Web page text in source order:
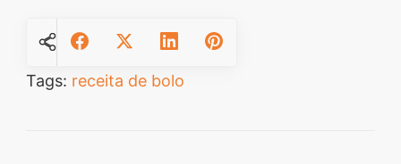
Tags: receita de bolo